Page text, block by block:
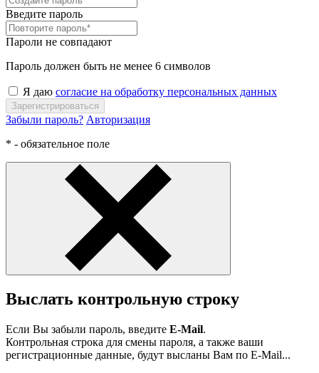
Введите пароль
Пароли не совпадают
Пароль должен быть не менее 6 символов
Я даю согласие на обработку персональных данных
Зарегистрироваться
Забыли пароль? Авторизация
* - обязательное поле
Выслать контрольную строку
Если Вы забыли пароль, введите E-Mail.
Контрольная строка для смены пароля, а также ваши
регистрационные данные, будут высланы Вам по E-Mail...